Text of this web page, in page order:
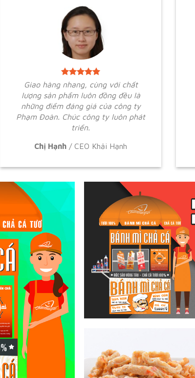
Giao hàng nhang, cùng với chất
lượng sản phẩm luôn đồng đều là
những điểm đáng giá của công ty
Phạm Đoàn. Chúc công ty luôn phát
triển.
Chị Hạnh / CEO Khải Hạnh